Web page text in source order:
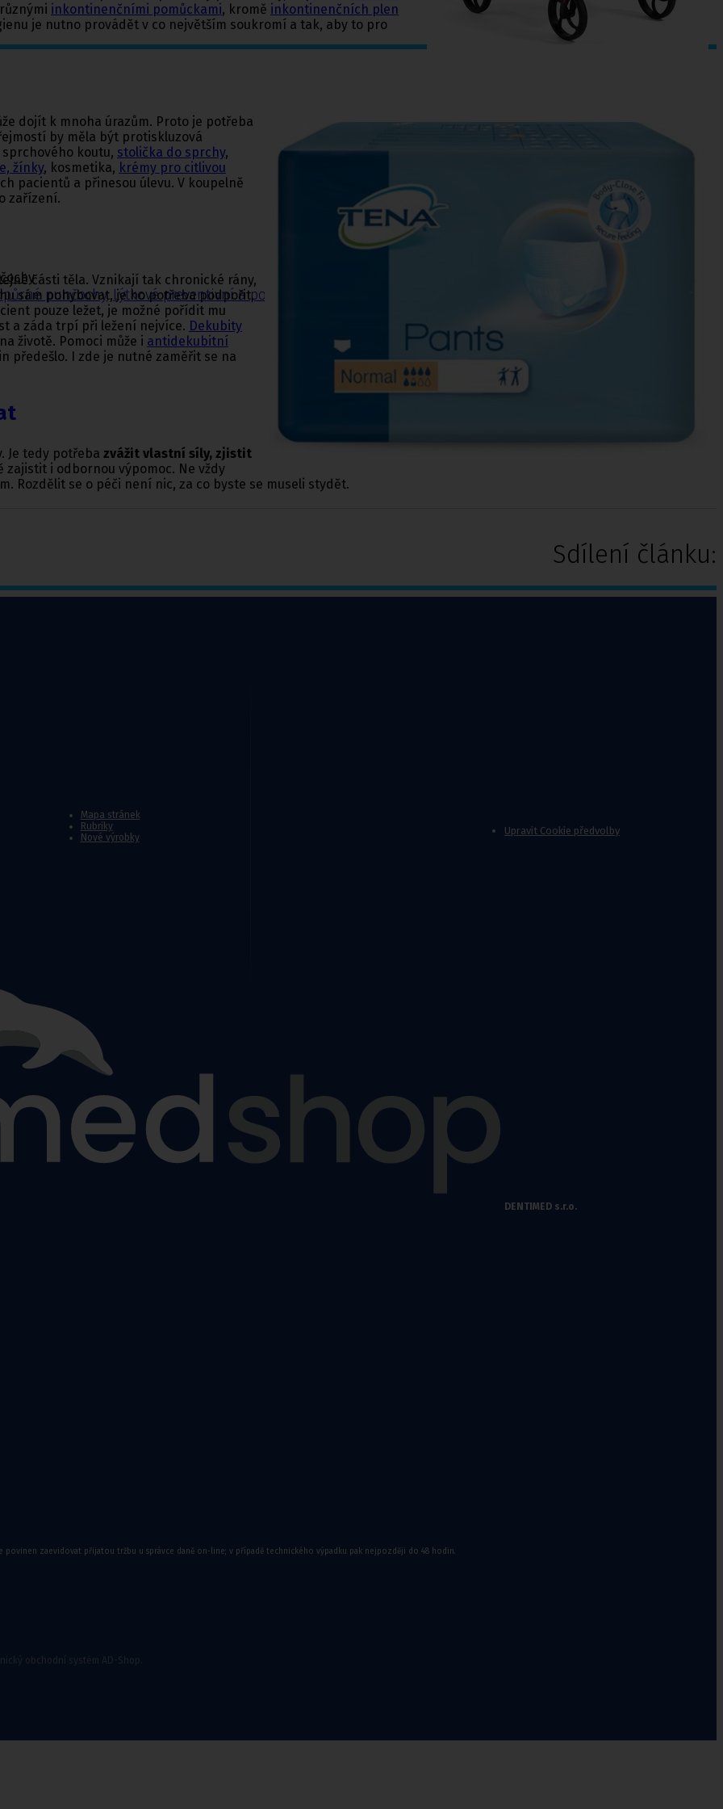
punčochy,Lýtkové preventivní a podpůrné punčochy
inkontinenčními pomůckami, kromě inkontinenčních plen
je nutno provádět v co největším soukromí a tak, aby to pro
dojít k mnoha úrazům. Proto je potřeba
by měla být protiskluzová
koutu, stolička do sprchy,
žínky, kosmetika, krémy pro citlivou
pacientů a přinesou úlevu. V koupelně
zařízení.
části těla. Vznikají tak chronické rány,
sám pohybovat, je ho potřeba podpořit,
pouze ležet, je možné pořídit mu
a záda trpí při ležení nejvíce. Dekubity
životě. Pomoci může i antidekubitní
předešlo. I zde je nutné zaměřit se na
Je tedy potřeba zvážit vlastní síly, zjistit
i odbornou výpomoc. Ne vždy
Rozdělit se o péči není nic, za co byste se museli stydět.
Sdílení článku:
Mapa stránek
Rubriky
Nové výrobky
Upravit Cookie předvolby
DENTIMED s.r.o.
zaevidovat přijatou tržbu u správce daně on-line; v případě technického výpadku pak nejpozději do 48 hodin.